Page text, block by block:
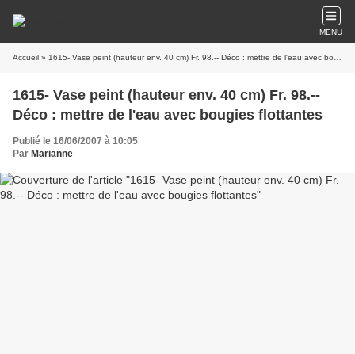
MENU
Accueil » 1615- Vase peint (hauteur env. 40 cm) Fr. 98.-- Déco : mettre de l'eau avec bougies flottantes
1615- Vase peint (hauteur env. 40 cm) Fr. 98.--
Déco : mettre de l'eau avec bougies flottantes
Publié le 16/06/2007 à 10:05
Par Marianne